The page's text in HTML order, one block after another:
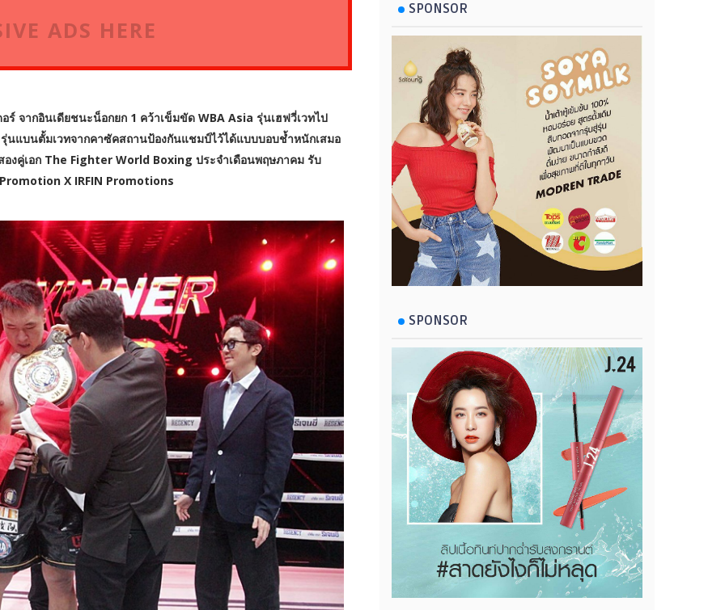
ADS HERE
จากอินเดียชนะน็อกยก 1 คว้าเข็มขัด WBA Asia รุ่นเฮฟวี่เวทไป
นแบนตั้มเวทจากคาซัคสถานป้องกันแชมป์ไว้ได้แบบบอบช้ำหนักเสมอ
องคู่เอก The Fighter World Boxing ประจำเดือนพฤษภาคม รับ
X IRFIN Promotions
SPONSOR
SPONSOR